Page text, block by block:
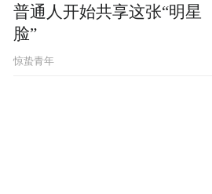
普通人开始共享这张“明星
脸”
惊蛰青年